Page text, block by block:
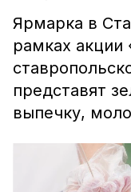
Ярмарка в
рамках акции
представят
выпечку,